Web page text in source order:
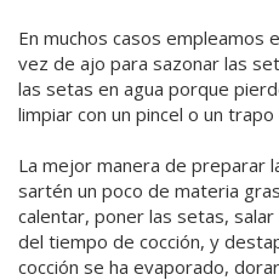
En muchos casos empleamos
vez de ajo para sazonar las
las setas en agua porque
limpiar con un pincel o un trapo
La mejor manera de preparar
sartén un poco de materia
calentar, poner las setas,
del tiempo de cocción, y
cocción se ha evaporado,